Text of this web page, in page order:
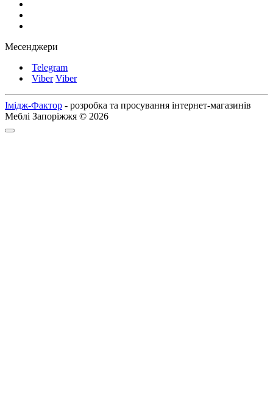
Месенджери
Telegram
Viber Viber
Імідж-Фактор - розробка та просування інтернет-магазинів
Меблі Запоріжжя © 2026